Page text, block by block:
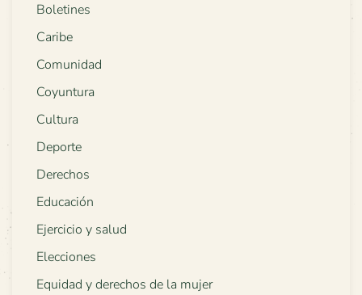
Boletines
Caribe
Comunidad
Coyuntura
Cultura
Deporte
Derechos
Educación
Ejercicio y salud
Elecciones
Equidad y derechos de la mujer